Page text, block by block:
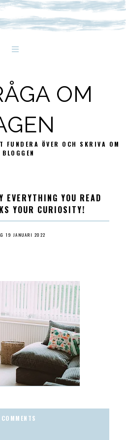
OM
FUNDERA ÖVER OCH SKRIVA OM
EVERYTHING YOU READ
YOUR CURIOSITY!
19 JANUARI 2022